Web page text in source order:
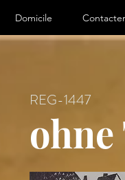
Domicile Contacter
REG-1447